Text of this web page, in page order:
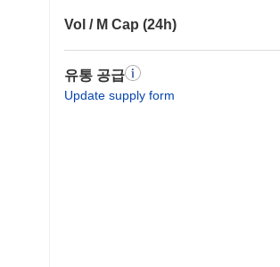
Vol / M Cap (24h)
유통 공급
Update supply form